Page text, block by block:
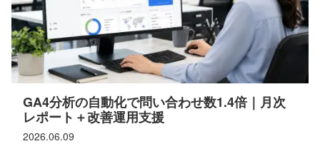
2026.06.09
GA4分析の自動化で問い合わせ数1.4倍｜月次
レポート＋改善運用支援